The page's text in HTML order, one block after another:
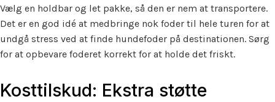
Vælg en holdbar og let pakke, så den er nem at transportere.
Det er en god idé at medbringe nok foder til hele turen for at
undgå stress ved at finde hundefoder på destinationen. Sørg
for at opbevare foderet korrekt for at holde det friskt.
Kosttilskud: Ekstra støtte